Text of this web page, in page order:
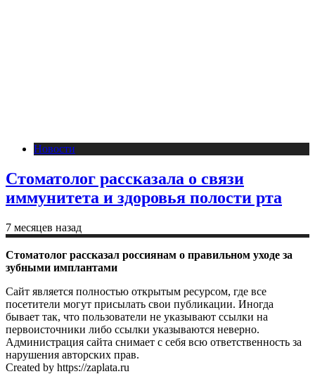
Новости
Стоматолог рассказала о связи
иммунитета и здоровья полости рта
7 месяцев назад
Стоматолог рассказал россиянам о правильном уходе за
зубными имплантами
Сайт является полностью открытым ресурсом, где все
посетители могут присылать свои публикации. Иногда
бывает так, что пользователи не указывают ссылки на
первоисточники либо ссылки указываются неверно.
Администрация сайта снимает с себя всю ответственность за
нарушения авторских прав.
Created by https://zaplata.ru